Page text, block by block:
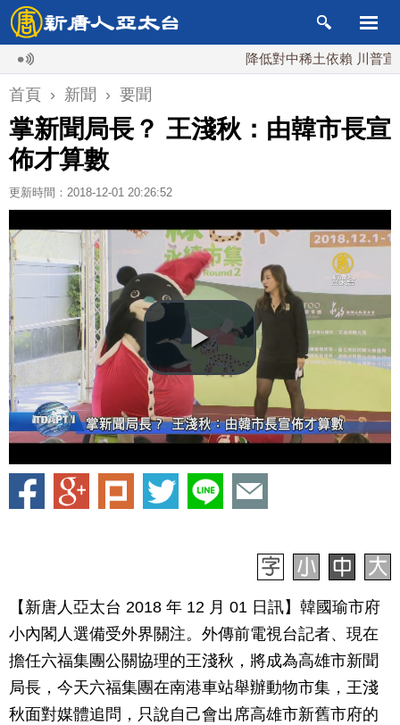
降低對中稀土依賴 川普宣布礦
首頁 › 新聞 › 要聞
掌新聞局長？ 王淺秋：由韓市長宣
佈才算數
更新時間：2018-12-01 20:26:52
【新唐人亞太台 2018 年 12 月 01 日訊】韓國瑜市府
小內閣人選備受外界關注。外傳前電視台記者、現在
擔任六福集團公關協理的王淺秋，將成為高雄市新聞
局長，今天六福集團在南港車站舉辦動物市集，王淺
秋面對媒體追問，只說自己會出席高雄市新舊市府的